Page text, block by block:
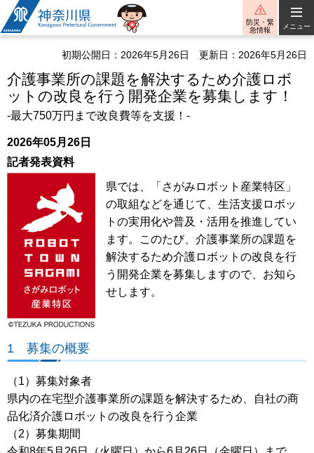
神奈川県
防災・緊
急情報
メニュー
初期公開日：2026年5月26日 更新日：2026年5月26日
介護事業所の課題を解決するため介護ロボ
ットの改良を行う開発企業を募集します！
-最大750万円まで改良費等を支援！-
2026年05月26日
記者発表資料
県では、「さがみロボット産業特区」
の取組などを通じて、生活支援ロボッ
トの実用化や普及・活用を推進してい
ます。このたび、介護事業所の課題を
解決するため介護ロボットの改良を行
う開発企業を募集しますので、お知ら
せします。
1 募集の概要
（1）募集対象者
県内の在宅型介護事業所の課題を解決するため、自社の商
品化済介護ロボットの改良を行う企業
（2）募集期間